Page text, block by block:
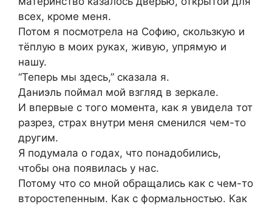
всех, кроме меня.
Потом я посмотрела на Софию, скользкую и
тёплую в моих руках, живую, упрямую и
нашу.
“Теперь мы здесь,” сказала я.
Даниэль поймал мой взгляд в зеркале.
И впервые с того момента, как я увидела тот
разрез, страх внутри меня сменился чем-то
другим.
Я подумала о годах, что понадобились,
чтобы она появилась у нас.
Потому что со мной обращались как с чем-то
второстепенным. Как с формальностью. Как